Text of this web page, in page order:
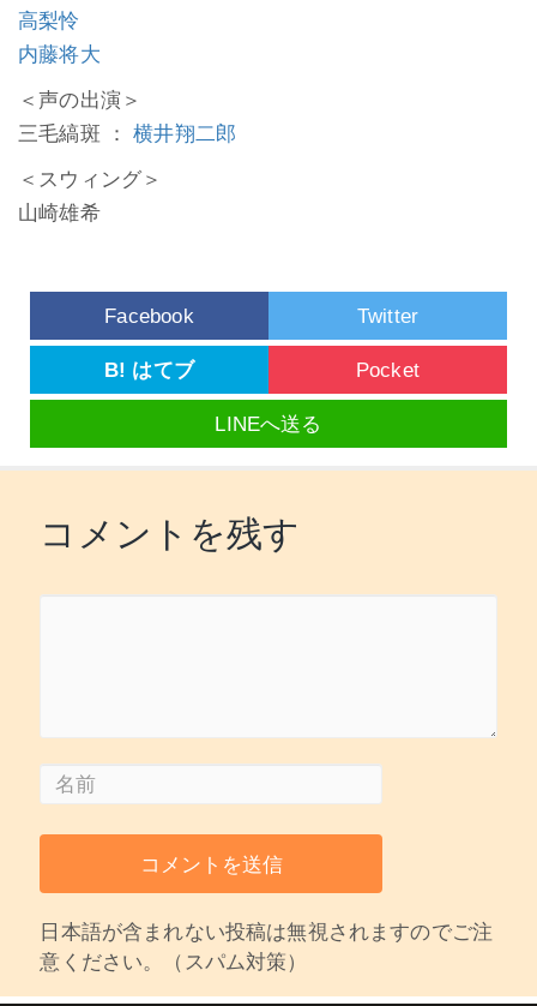
高梨怜
内藤将大
＜声の出演＞
三毛縞斑 ：横井翔二郎
＜スウィング＞
山崎雄希
Facebook Twitter
B! はてブ Pocket
LINEへ送る
コメントを残す
日本語が含まれない投稿は無視されますのでご注
意ください。（スパム対策）